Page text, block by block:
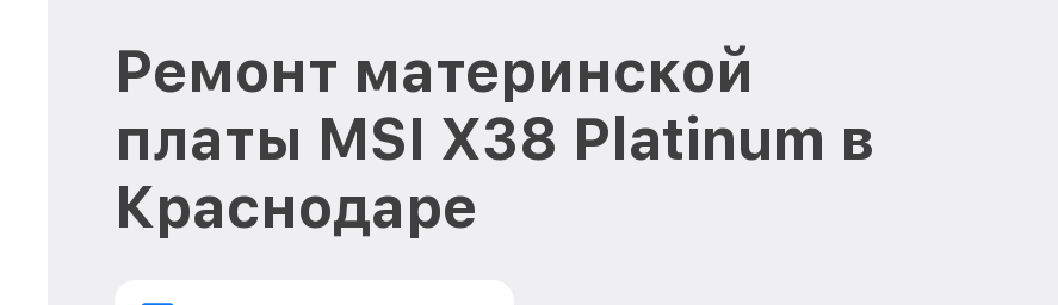
Ремонт материнской
платы MSI X38 Platinum в
Краснодаре